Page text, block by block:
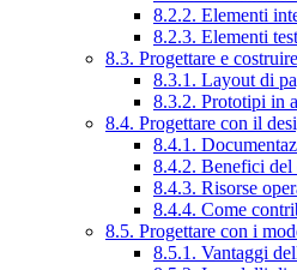
8.2.2. Elementi
8.2.3. Elementi
8.3. Progettare e
8.3.1. Layout di
8.3.2. Prototipi in
8.4. Progettare con il
8.4.1.
8.4.2. Benefici del
8.4.3. Risorse
8.4.4. Come
8.5. Progettare con i
8.5.1. Vantaggi